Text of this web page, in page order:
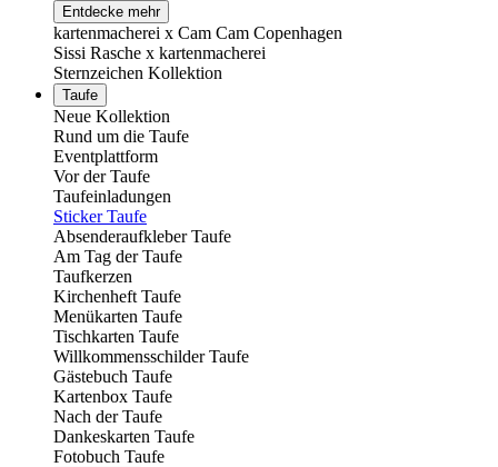
Entdecke mehr
kartenmacherei x Cam Cam Copenhagen
Sissi Rasche x kartenmacherei
Sternzeichen Kollektion
Taufe
Neue Kollektion
Rund um die Taufe
Eventplattform
Vor der Taufe
Taufeinladungen
Sticker Taufe
Absenderaufkleber Taufe
Am Tag der Taufe
Taufkerzen
Kirchenheft Taufe
Menükarten Taufe
Tischkarten Taufe
Willkommensschilder Taufe
Gästebuch Taufe
Kartenbox Taufe
Nach der Taufe
Dankeskarten Taufe
Fotobuch Taufe